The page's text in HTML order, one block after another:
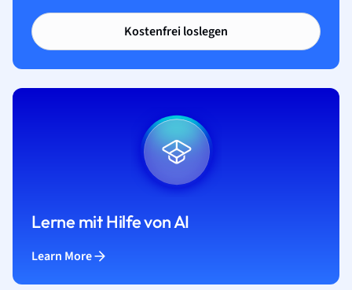
Kostenfrei loslegen
Lerne mit Hilfe von AI
Learn More